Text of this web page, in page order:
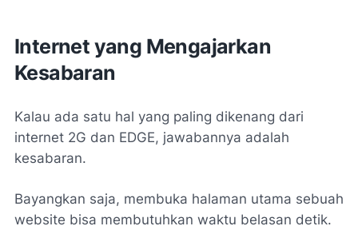
Internet yang Mengajarkan
Kesabaran
Kalau ada satu hal yang paling dikenang dari
internet 2G dan EDGE, jawabannya adalah
kesabaran.
Bayangkan saja, membuka halaman utama sebuah
website bisa membutuhkan waktu belasan detik.